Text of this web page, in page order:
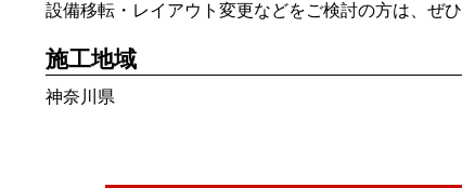
設備移転・レイアウト変更などをご検討の方は、ぜ
施工地域
神奈川県